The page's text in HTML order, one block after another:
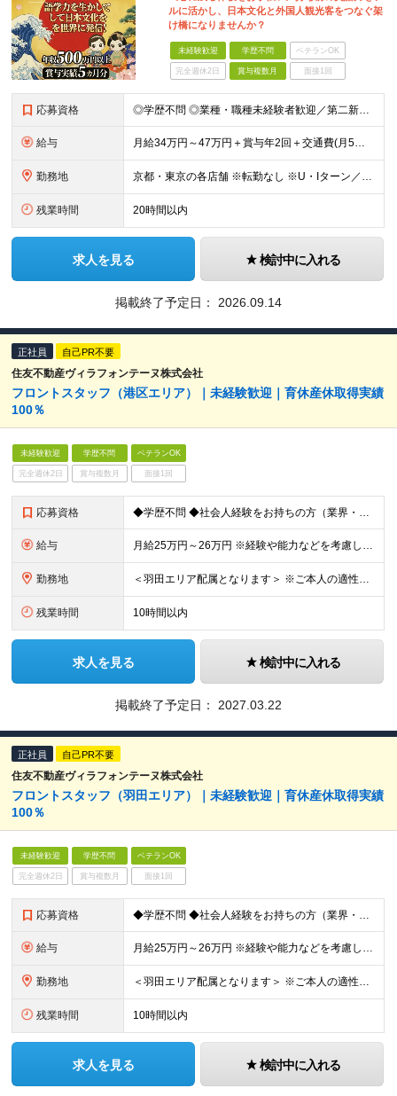
ルに活かし、日本文化と外国人観光客をつなぐ架
け橋になりませんか？
未経験歓迎 学歴不問 ベテランOK
完全週休2日 賞与複数月 面接1回
応募資格 ◎学歴不問 ◎業種・職種未経験者歓迎／第二新卒者歓迎 ◎英語スキルもしくは日本語スキルをお持ちの方》 《英語力の目安》 ◎1年以上の留学経験またはTOEIC700点程度がある ※入社後にしっかりと
給与 月給34万円～47万円＋賞与年2回＋交通費(月5万円まで) ※経験・能力を考慮し決定します。 ※上記月給には、固定残業代（20時間分／月4万2500円〜）を含む／超過分は全額支給
勤務地 京都・東京の各店舗 ※転勤なし ※U・Iターン／移住歓迎（引っ越し費用一律30万円補助） 《KIMONO TEA CEREMONY MAIKOYA KYOTO》 ★錦店 京都府京都市中京区御幸町通三
残業時間 20時間以内
求人を見る 検討中に入れる
掲載終了予定日： 2026.09.14
正社員 自己PR不要
住友不動産ヴィラフォンテーヌ株式会社
フロントスタッフ（港区エリア）｜未経験歓迎｜育休産休取得実績
100％
未経験歓迎 学歴不問 ベテランOK
完全週休2日 賞与複数月 面接1回
応募資格 ◆学歴不問 ◆社会人経験をお持ちの方（業界・業種、未経験も大歓迎です） ◆ホスピタリティが求められる職種での接客経験をお持ちの方 ┗例：アルバイト可。各種営業、アパレル・ブライダル・飲食業等
給与 月給25万円～26万円 ※経験や能力などを考慮した上で決定いたします ※試用期間6ヶ月あり（試用期間満了後より昇給と賞与の対象となり、その他の条件に差異なし） ※残業代は別途全額支給（1分単位で支給）
勤務地 ＜羽田エリア配属となります＞ ※ご本人の適性に鑑みて、勤務地が羽田以外のホテルもしくは本社となる場合があります 勤務地一覧 ■東京エリア：⽻⽥、有明、汐留、六本⽊、⽥町、浜松町、⼋丁堀、茅場町、⽇本
残業時間 10時間以内
求人を見る 検討中に入れる
掲載終了予定日： 2027.03.22
正社員 自己PR不要
住友不動産ヴィラフォンテーヌ株式会社
フロントスタッフ（羽田エリア）｜未経験歓迎｜育休産休取得実績
100％
未経験歓迎 学歴不問 ベテランOK
完全週休2日 賞与複数月 面接1回
応募資格 ◆学歴不問 ◆社会人経験をお持ちの方（業界・業種、未経験も大歓迎です） ◆ホスピタリティが求められる職種での接客経験をお持ちの方 ┗例：アルバイト可。各種営業、アパレル・ブライダル・飲食業等
給与 月給25万円～26万円 ※経験や能力などを考慮した上で決定いたします ※試用期間6ヶ月あり（試用期間満了後より昇給と賞与の対象となり、その他の条件に差異なし） ※残業代は別途全額支給（1分単位で支給）
勤務地 ＜羽田エリア配属となります＞ ※ご本人の適性に鑑みて、勤務地が羽田以外のホテルもしくは本社となる場合があります 勤務地一覧 ■東京エリア：⽻⽥、有明、汐留、六本⽊、⽥町、浜松町、⼋丁堀、茅場町、⽇本
残業時間 10時間以内
求人を見る 検討中に入れる